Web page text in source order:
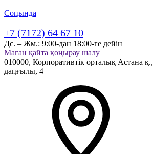
Соңында
+7 (7172) 64 67 10
Дс. – Жм.: 9:00-дан 18:00-ге дейін
Маған қайта қоңырау шалу
010000, Корпоративтік орталық Астана қ.,
даңғылы, 4